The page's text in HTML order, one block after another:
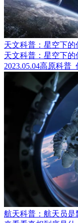
天文科普：星空下
天文科普：星空下
2023.05.04高原科普
航天科普：航天员是